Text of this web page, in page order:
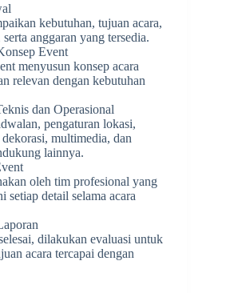
kebutuhan, tujuan acara,
anggaran yang tersedia.
Event
menyusun konsep acara
relevan dengan kebutuhan
dan Operasional
pengaturan lokasi,
multimedia, dan
lainnya.
oleh tim profesional yang
setiap detail selama acara
dilakukan evaluasi untuk
acara tercapai dengan